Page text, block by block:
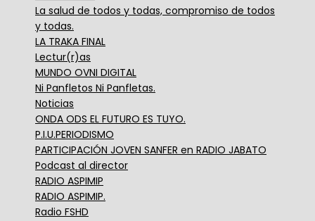
La salud de todos y todas, compromiso de todos
y todas.
LA TRAKA FINAL
Lectur(r)as
MUNDO OVNI DIGITAL
Ni Panfletos Ni Panfletas.
Noticias
ONDA ODS EL FUTURO ES TUYO.
P.I.U.PERIODISMO
PARTICIPACIÓN JOVEN SANFER en RADIO JABATO
Podcast al director
RADIO ASPIMIP
RADIO ASPIMIP.
Radio FSHD